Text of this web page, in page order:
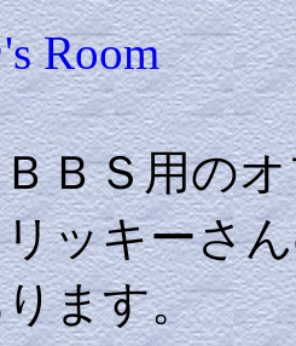
Room
ＢＳ用の
ッキーさ
ます。